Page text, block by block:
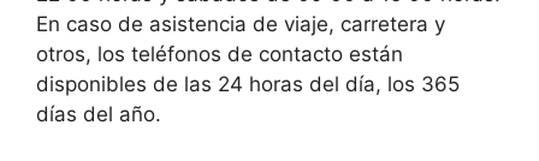
En caso de asistencia de viaje, carretera y
otros, los teléfonos de contacto están
disponibles de las 24 horas del día, los 365
días del año.